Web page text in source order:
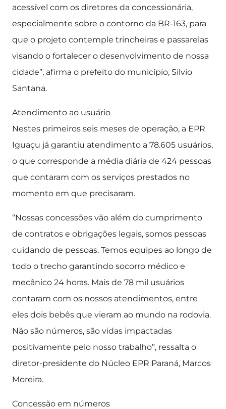
acessível com os diretores da concessionária,
especialmente sobre o contorno da BR-163, para
que o projeto contemple trincheiras e passarelas
visando o fortalecer o desenvolvimento de nossa
cidade”, afirma o prefeito do município, Silvio
Santana.
Atendimento ao usuário
Nestes primeiros seis meses de operação, a EPR
Iguaçu já garantiu atendimento a 78.605 usuários,
o que corresponde a média diária de 424 pessoas
que contaram com os serviços prestados no
momento em que precisaram.
“Nossas concessões vão além do cumprimento
de contratos e obrigações legais, somos pessoas
cuidando de pessoas. Temos equipes ao longo de
todo o trecho garantindo socorro médico e
mecânico 24 horas. Mais de 78 mil usuários
contaram com os nossos atendimentos, entre
eles dois bebês que vieram ao mundo na rodovia.
Não são números, são vidas impactadas
positivamente pelo nosso trabalho”, ressalta o
diretor-presidente do Núcleo EPR Paraná, Marcos
Moreira.
Concessão em números